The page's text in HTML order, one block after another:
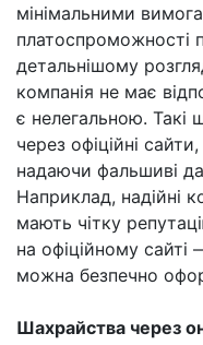
мінімальними
платоспроможності
детальнішому
компанія не має
є нелегальною. Такі
через офіційні
надаючи фальшиві
Наприклад, надійні
мають чітку
на офіційному сайті
можна безпечно
Шахрайства через